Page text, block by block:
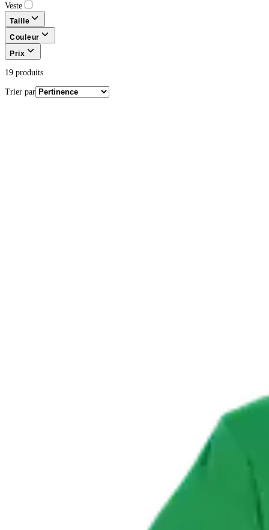
Veste
Taille
Couleur
Prix
19 produits
Trier par